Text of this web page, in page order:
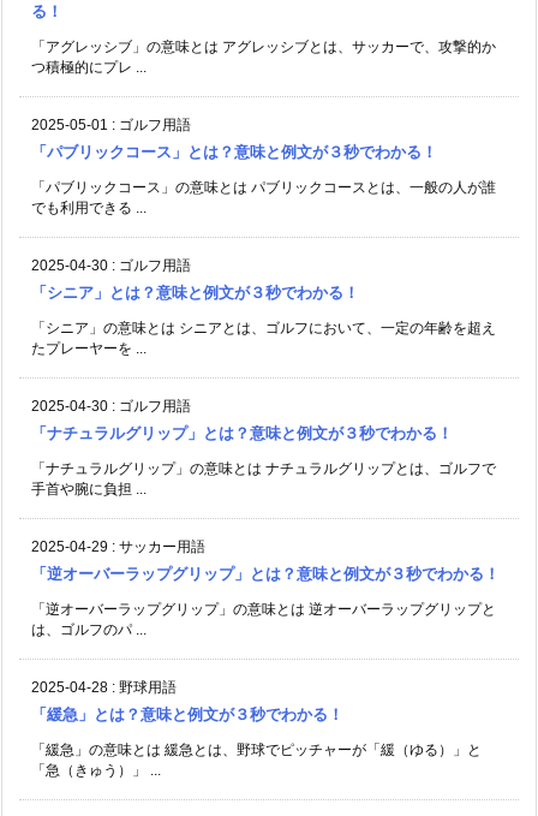
る！
「アグレッシブ」の意味とは アグレッシブとは、サッカーで、攻撃的か
つ積極的にプレ ...
2025-05-01 : ゴルフ用語
「パブリックコース」とは？意味と例文が３秒でわかる！
「パブリックコース」の意味とは パブリックコースとは、一般の人が誰
でも利用できる ...
2025-04-30 : ゴルフ用語
「シニア」とは？意味と例文が３秒でわかる！
「シニア」の意味とは シニアとは、ゴルフにおいて、一定の年齢を超え
たプレーヤーを ...
2025-04-30 : ゴルフ用語
「ナチュラルグリップ」とは？意味と例文が３秒でわかる！
「ナチュラルグリップ」の意味とは ナチュラルグリップとは、ゴルフで
手首や腕に負担 ...
2025-04-29 : サッカー用語
「逆オーバーラップグリップ」とは？意味と例文が３秒でわかる！
「逆オーバーラップグリップ」の意味とは 逆オーバーラップグリップと
は、ゴルフのパ ...
2025-04-28 : 野球用語
「緩急」とは？意味と例文が３秒でわかる！
「緩急」の意味とは 緩急とは、野球でピッチャーが「緩（ゆる）」と
「急（きゅう）」 ...